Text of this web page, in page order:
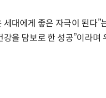
대에게 좋은 자극이 된다”
을 담보로 한 성공”이라며